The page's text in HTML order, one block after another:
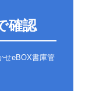
確認
せeBOX書庫管